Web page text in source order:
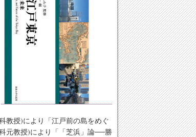
教授)により「江戸前の島をめぐ
元教授)により「「芝浜」論──勝